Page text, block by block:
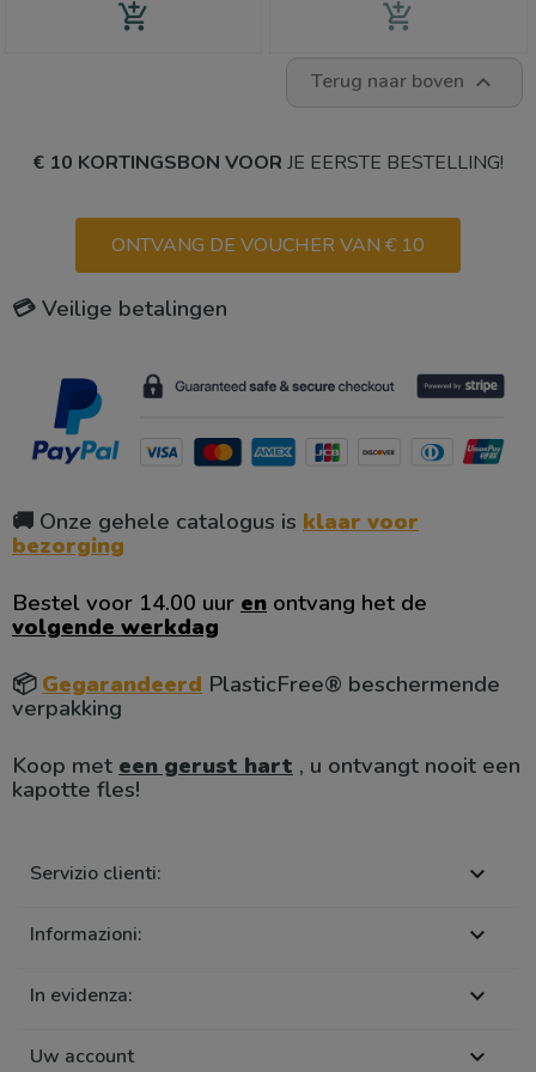
add_shopping_cart add_shopping_cart
Terug naar boven 
€ 10 KORTINGSBON VOOR JE EERSTE BESTELLING!
ONTVANG DE VOUCHER VAN € 10
💳 Veilige betalingen
🚚 Onze gehele catalogus is klaar voor
bezorging
Bestel voor 14.00 uur en ontvang het de
volgende werkdag
📦 Gegarandeerd PlasticFree® beschermende
verpakking
Koop met een gerust hart , u ontvangt nooit een
kapotte fles!
Servizio clienti: 
Informazioni: 
In evidenza: 
Uw account 